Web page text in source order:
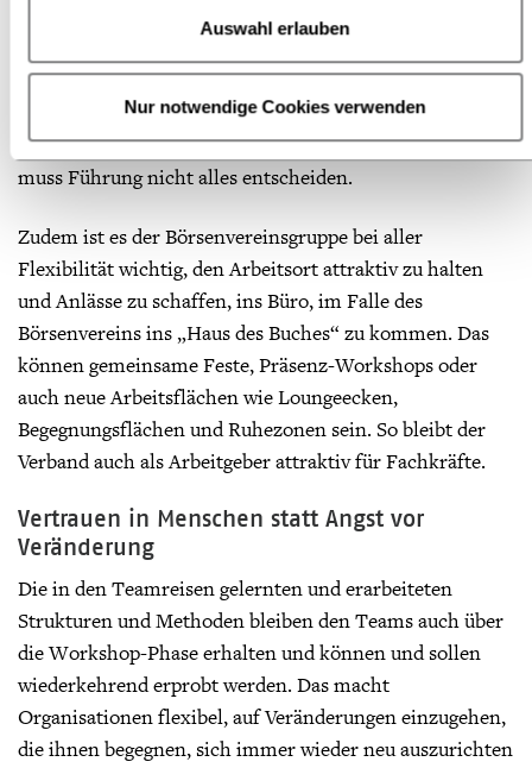
Auswahl erlauben
Nur notwendige Cookies verwenden
auch für die Führungskräfte ist dieser Wandel
sich viel stärker als unterstützende Leiter*innen oder
Begleiter*innen, die ihren Teams Freiraum geben und
den Rücken stärken. Führung ist wichtig, gleichzeitig
muss Führung nicht alles entscheiden.
Zudem ist es der Börsenvereinsgruppe bei aller
Flexibilität wichtig, den Arbeitsort attraktiv zu halten
und Anlässe zu schaffen, ins Büro, im Falle des
Börsenvereins ins „Haus des Buches“ zu kommen. Das
können gemeinsame Feste, Präsenz-Workshops oder
auch neue Arbeitsflächen wie Loungeecken,
Begegnungsflächen und Ruhezonen sein. So bleibt der
Verband auch als Arbeitgeber attraktiv für Fachkräfte.
Vertrauen in Menschen statt Angst vor
Veränderung
Die in den Teamreisen gelernten und erarbeiteten
Strukturen und Methoden bleiben den Teams auch über
die Workshop-Phase erhalten und können und sollen
wiederkehrend erprobt werden. Das macht
Organisationen flexibel, auf Veränderungen einzugehen,
die ihnen begegnen, sich immer wieder neu auszurichten